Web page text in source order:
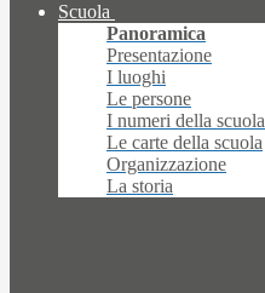
Scuola
Panoramica
Presentazione
I luoghi
Le persone
I numeri della scuola
Le carte della scuola
Organizzazione
La storia